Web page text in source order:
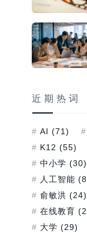
近期热词
AI (71)
K12 (55)
中小学 (30)
人工智能
俞敏洪 (24)
在线教育
大学 (29)